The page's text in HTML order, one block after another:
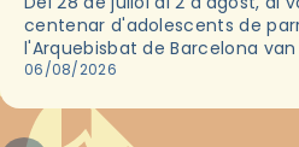
centenar d'adolescents de
l'Arquebisbat de Barcelona
les convivències Be Apostle,
06/08/2026